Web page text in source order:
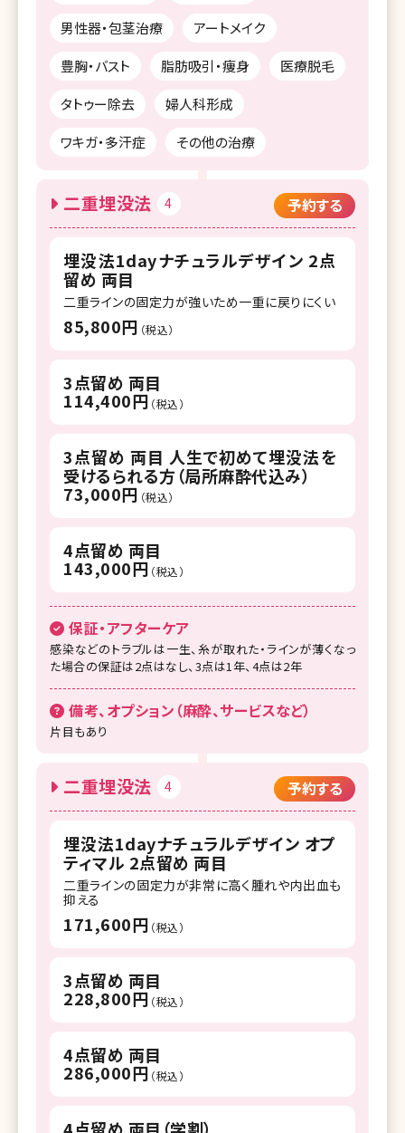
男性器・包茎治療
アートメイク
豊胸・バスト
脂肪吸引・痩身
医療脱毛
タトゥー除去
婦人科形成
ワキガ・多汗症
その他の治療
二重埋没法 4 予約する
埋没法1dayナチュラルデザイン 2点
留め 両目
二重ラインの固定力が強いため一重に戻りにくい
85,800円 （税込）
3点留め 両目
114,400円 （税込）
3点留め 両目 人生で初めて埋没法を
受けるられる方（局所麻酔代込み）
73,000円 （税込）
4点留め 両目
143,000円 （税込）
保証・アフターケア
感染などのトラブルは一生、糸が取れた・ラインが薄くなっ
た場合の保証は2点はなし、3点は1年、4点は2年
備考、オプション（麻酔、サービスなど）
片目もあり
二重埋没法 4 予約する
埋没法1dayナチュラルデザイン オプ
ティマル 2点留め 両目
二重ラインの固定力が非常に高く腫れや内出血も
抑える
171,600円 （税込）
3点留め 両目
228,800円 （税込）
4点留め 両目
286,000円 （税込）